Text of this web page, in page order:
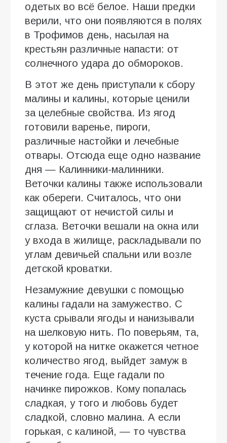
одетых во всё белое. Наши предки
верили, что они появляются в полях
в Трофимов день, насылая на
крестьян различные напасти: от
солнечного удара до обмороков.
В этот же день приступали к сбору
малины и калины, которые ценили
за целебные свойства. Из ягод
готовили варенье, пироги,
различные настойки и лечебные
отвары. Отсюда еще одно название
дня — Калинники-малинники.
Веточки калины также использовали
как обереги. Считалось, что они
защищают от нечистой силы и
сглаза. Веточки вешали на окна или
у входа в жилище, раскладывали по
углам девичьей спальни или возле
детской кроватки.
Незамужние девушки с помощью
калины гадали на замужество. С
куста срывали ягоды и нанизывали
на шелковую нить. По поверьям, та,
у которой на нитке окажется четное
количество ягод, выйдет замуж в
течение года. Еще гадали по
начинке пирожков. Кому попалась
сладкая, у того и любовь будет
сладкой, словно малина. А если
горькая, с калиной, — то чувства